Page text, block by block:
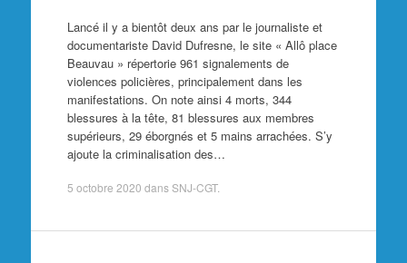
Lancé il y a bientôt deux ans par le journaliste et
documentariste David Dufresne, le site « Allô place
Beauvau » répertorie 961 signalements de
violences policières, principalement dans les
manifestations. On note ainsi 4 morts, 344
blessures à la tête, 81 blessures aux membres
supérieurs, 29 éborgnés et 5 mains arrachées. S’y
ajoute la criminalisation des…
5 octobre 2020 dansSNJ-CGT.